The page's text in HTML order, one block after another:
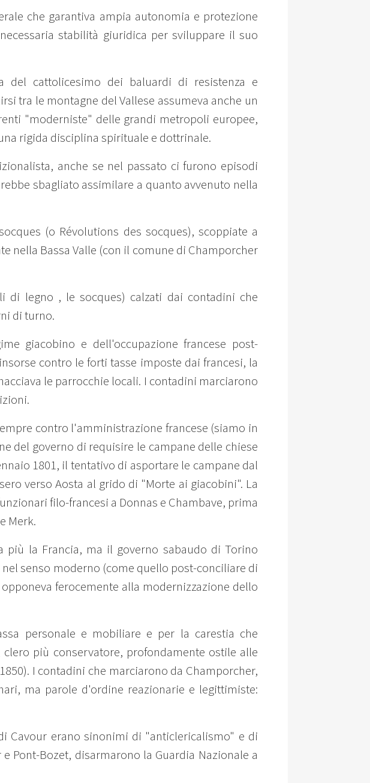
che garantiva ampia autonomia e protezione
stabilità giuridica per sviluppare il suo
del cattolicesimo dei baluardi di resistenza e
tra le montagne del Vallese assumeva anche un
"moderniste" delle grandi metropoli europee,
rigida disciplina spirituale e dottrinale.
anche se nel passato ci furono episodi
sbagliato assimilare a quanto avvenuto nella
(o Révolutions des socques), scoppiate a
nella Bassa Valle (con il comune di Champorcher
legno , le socques) calzati dai contadini che
di turno.
giacobino e dell'occupazione francese post-
contro le forti tasse imposte dai francesi, la
le parrocchie locali. I contadini marciarono
contro l'amministrazione francese (siamo in
del governo di requisire le campane delle chiese
1801, il tentativo di asportare le campane dal
verso Aosta al grido di "Morte ai giacobini". La
filo-francesi a Donnas e Chambave, prima
Merk.
più la Francia, ma il governo sabaudo di Torino
senso moderno (come quello post-conciliare di
ferocemente alla modernizzazione dello
personale e mobiliare e per la carestia che
più conservatore, profondamente ostile alle
I contadini che marciarono da Champorcher,
ma parole d'ordine reazionarie e legittimiste:
Cavour erano sinonimi di "anticlericalismo" e di
Pont-Bozet, disarmarono la Guardia Nazionale a